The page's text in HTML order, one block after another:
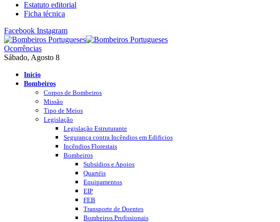
Estatuto editorial
Ficha técnica
Facebook Instagram
Ocorrências
Sábado, Agosto 8
Início
Bombeiros
Corpos de Bombeiros
Missão
Tipo de Meios
Legislação
Legislação Estruturante
Segurança contra Incêndios em Edificios
Incêndios Florestais
Bombeiros
Subsídios e Apoios
Quartéis
Equipamentos
EIP
FEB
Transporte de Doentes
Bombeiros Profissionais